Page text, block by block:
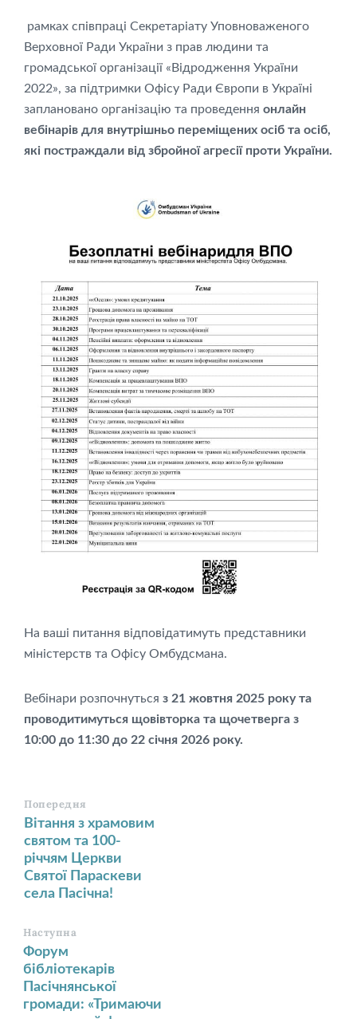
рамках співпраці Секретаріату Уповноваженого
Верховної Ради України з прав людини та
громадської організації «Відродження України
2022», за підтримки Офісу Ради Європи в Україні
заплановано організацію та проведення онлайн
вебінарів для внутрішньо переміщених осіб та осіб,
які постраждали від збройної агресії проти України.
На ваші питання відповідатимуть представники
міністерств та Офісу Омбудсмана.
Вебінари розпочнуться з 21 жовтня 2025 року та
проводитимуться щовівторка та щочетверга з
10:00 до 11:30 до 22 січня 2026 року.
Попередня
Вітання з храмовим
святом та 100-
річчям Церкви
Святої Параскеви
села Пасічна!
Наступна
Форум
бібліотекарів
Пасічнянської
громади: «Тримаючи